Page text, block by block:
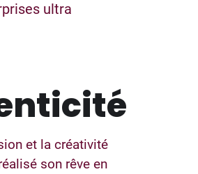
ultra
et la créativité
son rêve en